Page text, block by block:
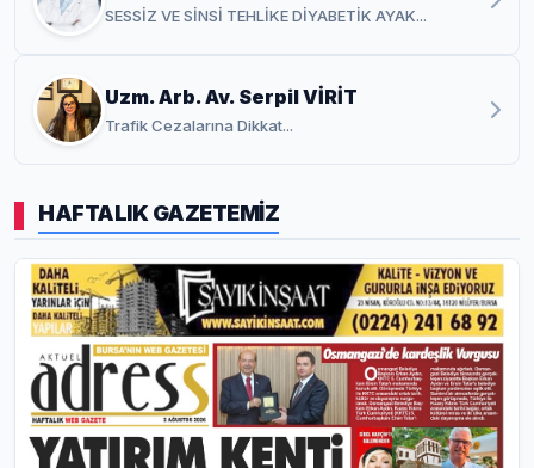
SESSİZ VE SİNSİ TEHLİKE DİYABETİK AYAK...
Uzm. Arb. Av. Serpil VİRİT
Trafik Cezalarına Dikkat...
HAFTALIK GAZETEMİZ